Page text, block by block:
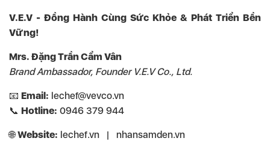
V.E.V - Đồng Hành Cùng Sức Khỏe & Phát Triển Bền
Vững!
Mrs. Đặng Trần Cẩm Vân
Brand Ambassador, Founder V.E.V Co., Ltd.
📧 Email: lechef@vevco.vn
📞 Hotline: 0946 379 944
🌐Website: lechef.vn | nhansamden.vn